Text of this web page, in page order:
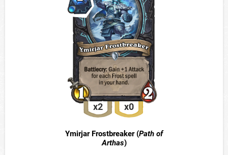
Ymirjar Frostbreaker (Path of
Arthas)
x2 x0